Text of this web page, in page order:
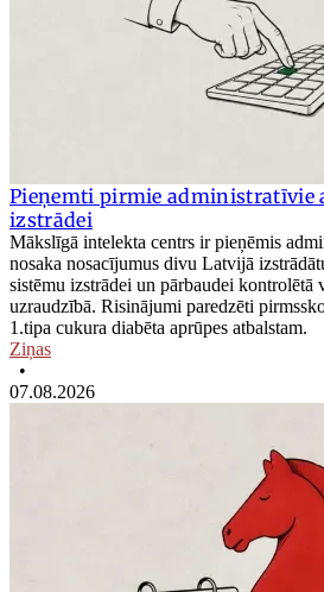
Pieņemti pirmie administratīvie
izstrādei
Mākslīgā intelekta centrs ir pieņēmis
nosaka nosacījumus divu Latvijā
sistēmu izstrādei un pārbaudei kontrolētā
uzraudzībā. Risinājumi paredzēti
1.tipa cukura diabēta aprūpes atbalstam.
Ziņas
•
07.08.2026